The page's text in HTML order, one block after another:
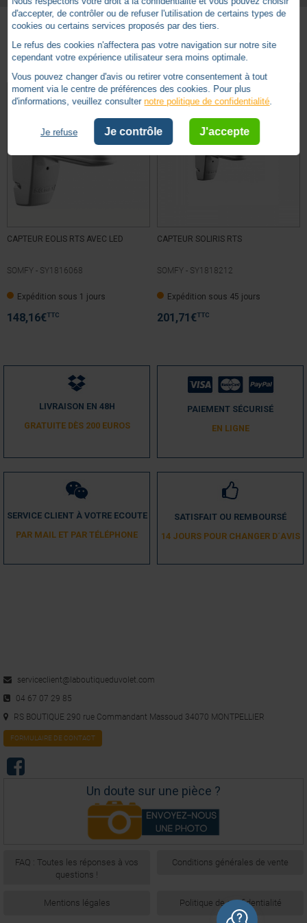
Autres produits - Commande Somfy Radio RTS
CAPTEUR EOLIS RTS AVEC LED
SOMFY - SY1816068
Expédition sous 1 jours
148,16€TTC
CAPTEUR SOLIRIS RTS
SOMFY - SY1818212
Expédition sous 45 jours
201,71 €TTC
LIVRAISON EN 48H
GRATUITE DÈS 200 EUROS
PAIEMENT SÉCURISÉ
EN LIGNE
SERVICE CLIENT À VOTRE ECOUTE
PAR MAIL ET PAR TÉLÉPHONE
SATISFAIT OU REMBOURSÉ
14 JOURS POUR CHANGER D´AVIS
serviceclient@laboutiqueduvolet.com
04 67 07 29 85
RS BOUTIQUE 290 rue Commandant Massoud 34070 MONTPELLIER
FORMULAIRE DE CONTACT
Un doute sur une pièce ?
FAQ : Toutes les réponses à vos
questions !
Conditions générales de vente
Mentions légales Politique de confidentialité
d'accepter, de contrôler ou de refuser l'utilisation de certains types de
cookies ou certains services proposés par des tiers.
Le refus des cookies n'affectera pas votre navigation sur notre site
cependant votre expérience utilisateur sera moins optimale.
Vous pouvez changer d'avis ou retirer votre consentement à tout
moment via le centre de préférences des cookies. Pour plus
d'informations, veuillez consulter notre politique de confidentialité.
Je refuse Je contrôle J'accepte